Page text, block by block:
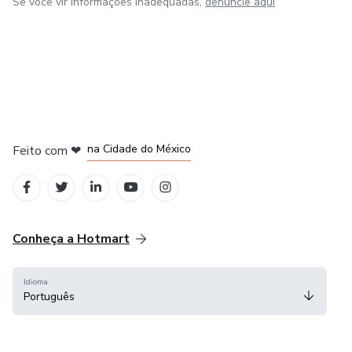
Feito com ❤ na Cidade do México
Conheça a Hotmart
Idioma
Português